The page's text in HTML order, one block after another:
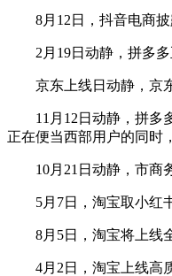
8月12日，抖音电商披
2月19日动静，拼多多
京东上线日动静，京东
11月12日动静，拼多多
正在便当西部用户的同时
10月21日动静，市商务
5月7日，淘宝取小红书
8月5日，淘宝将上线全
4月2日，淘宝上线高质